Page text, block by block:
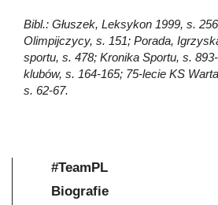
Bibl.: Głuszek, Leksykon 1999, s.
Olimpijczycy, s. 151; Porada,
sportu, s. 478; Kronika Sportu, s.
klubów, s. 164-165; 75-lecie KS
s. 62-67.
#TeamPL
Biografie